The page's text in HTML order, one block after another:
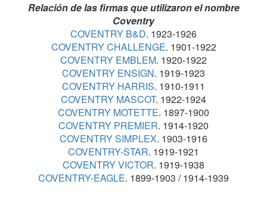
Relación de las firmas que utilizaron el nombre
Coventry
COVENTRY B&D. 1923-1926
COVENTRY CHALLENGE. 1901-1922
COVENTRY EMBLEM. 1920-1922
COVENTRY ENSIGN. 1919-1923
COVENTRY HARRIS. 1910-1911
COVENTRY MASCOT. 1922-1924
COVENTRY MOTETTE. 1897-1900
COVENTRY PREMIER. 1914-1920
COVENTRY SIMPLEX. 1903-1916
COVENTRY-STAR. 1919-1921
COVENTRY VICTOR. 1919-1938
COVENTRY-EAGLE. 1899-1903 / 1914-1939